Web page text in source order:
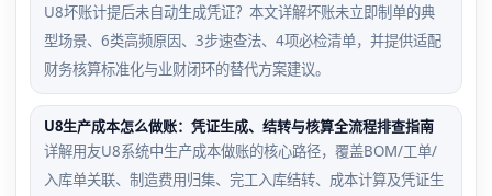
U8坏账计提后未自动生成凭证？本文详解坏账未立即制单的典
型场景、6类高频原因、3步速查法、4项必检清单，并提供适配
财务核算标准化与业财闭环的替代方案建议。
U8生产成本怎么做账：凭证生成、结转与核算全流程排查指南
详解用友U8系统中生产成本做账的核心路径，覆盖BOM/工单/
入库单关联、制造费用归集、完工入库结转、成本计算及凭证生